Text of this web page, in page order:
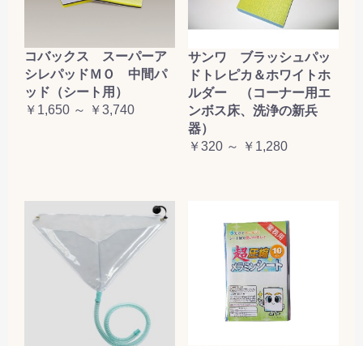
コバックス スーパーア
シレパッドＭＯ 中間パ
ッド（シート用）
￥1,650 ～ ￥3,740
サンワ ブラッシュパッ
ドトレピカ＆ホワイトホ
ルダー （コーナー用エ
ンボス床、洗浄の新兵
器）
￥320 ～ ￥1,280